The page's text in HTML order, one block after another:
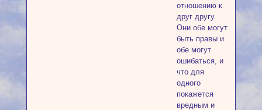
отношению к
друг другу.
Они обе могут
быть правы и
обе могут
ошибаться, и
что для
одного
покажется
вредным и